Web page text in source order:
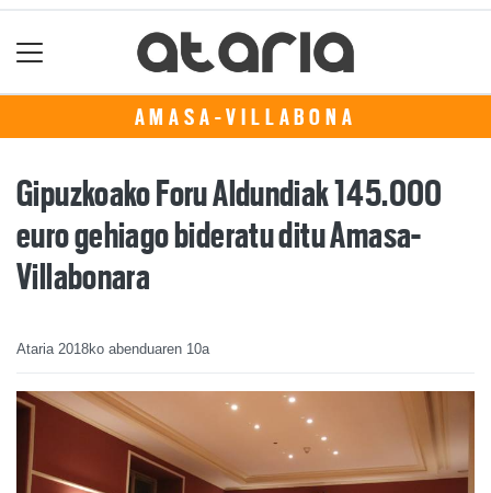
AMASA-VILLABONA
Gipuzkoako Foru Aldundiak 145.000
euro gehiago bideratu ditu Amasa-
Villabonara
Ataria 2018ko abenduaren 10a